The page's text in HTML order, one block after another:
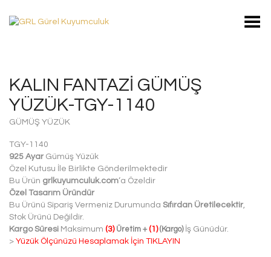
Toggle Menu
KALIN FANTAZI GÜMÜŞ
YÜZÜK-TGY-1140
GÜMÜŞ YÜZÜK
TGY-1140
925 Ayar Gümüş Yüzük
Özel Kutusu İle Birlikte Gönderilmektedir
Bu Ürün grlkuyumculuk.com‘a Özeldir
Özel Tasarım Üründür
Bu Ürünü Sipariş Vermeniz Durumunda Sıfırdan Üretilecektir,
Stok Ürünü Değildir.
Kargo Süresi Maksimum (3) Üretim + (1)(Kargo)İş Günüdür.
> Yüzük Ölçünüzü Hesaplamak İçin TIKLAYIN